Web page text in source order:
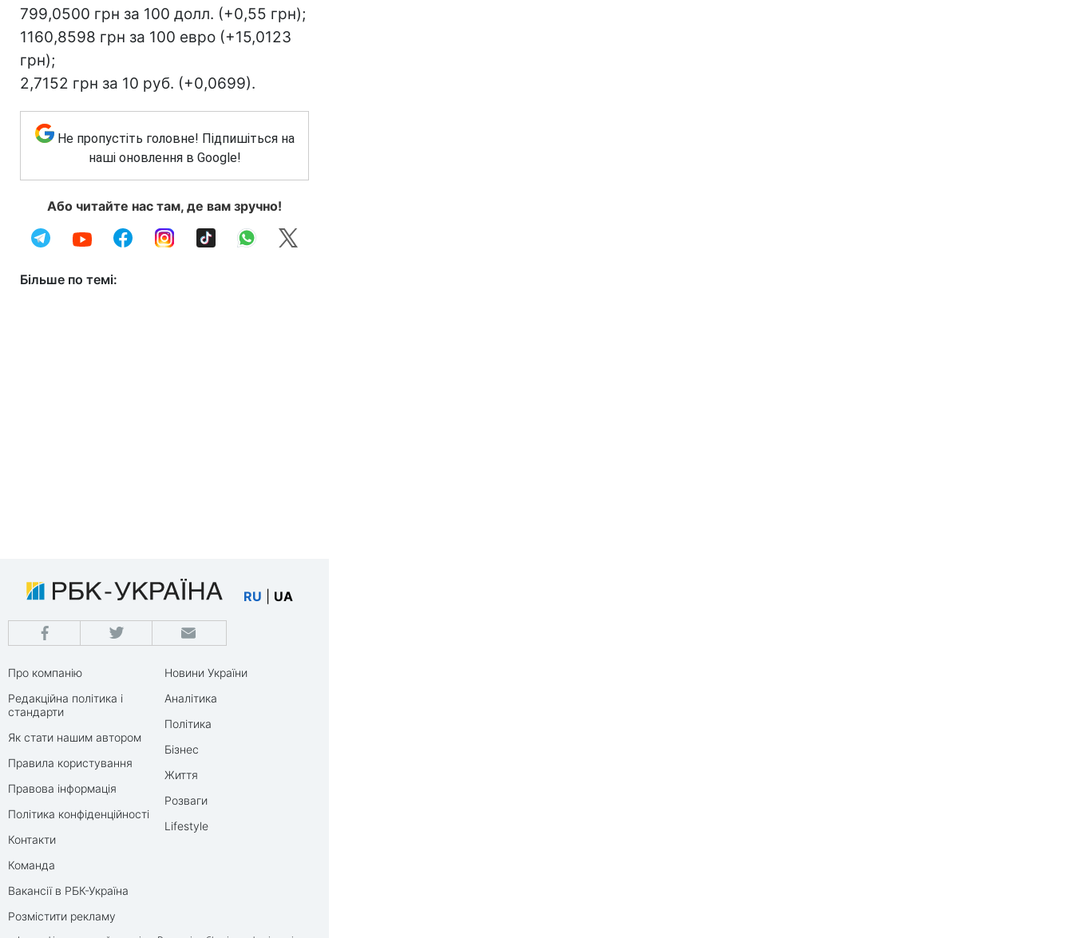
799,0500 грн за 100 долл. (+0,55 грн);
1160,8598 грн за 100 евро (+15,0123
грн);
2,7152 грн за 10 руб. (+0,0699).
Не пропустіть головне! Підпишіться на
наші оновлення в Google!
Або читайте нас там, де вам зручно!
Більше по темі:
RU UA
Про компанію
Редакційна політика і
стандарти
Як стати нашим автором
Правила користування
Правова інформація
Політика конфіденційності
Контакти
Команда
Вакансії в РБК-Україна
Розмістити рекламу
Новини України
Аналітика
Політика
Бізнес
Життя
Розваги
Lifestyle